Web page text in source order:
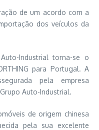
de um acordo com a
dos veículos da
Industrial torna-se o
para Portugal. A
pela empresa
Auto-Industrial.
de origem chinesa
pela sua excelente